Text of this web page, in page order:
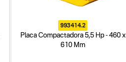
993414.2
Placa Compactadora 5,5 Hp - 460 x
610 Mm